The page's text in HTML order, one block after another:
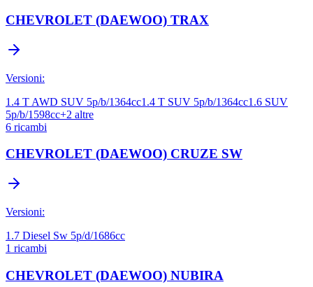
CHEVROLET (DAEWOO) TRAX
Versioni:
1.4 T AWD SUV 5p/b/1364cc1.4 T SUV 5p/b/1364cc1.6 SUV
5p/b/1598cc+2 altre
6 ricambi
CHEVROLET (DAEWOO) CRUZE SW
Versioni:
1.7 Diesel Sw 5p/d/1686cc
1 ricambi
CHEVROLET (DAEWOO) NUBIRA